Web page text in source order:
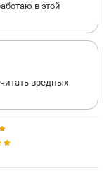
в этой
вредных